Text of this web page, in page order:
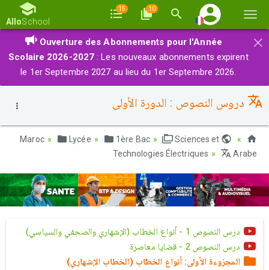
la
AlloSchool
15 10
×
Ouverture des Abonnements pour l'Année
Scolaire 2026-2027 : Les nouveaux abonnements expirent
le 1er Septembre 2027 au lieu du 1er Septembre 2026.
دروس النصوص : الدورة الأولى
Lycée 1ère Bac
Sciences et
Technologies Électriques
Arabe
درس النصوص 1 - أنواع الخطاب (الإشهاري والصحفي والسياسي)
درس النصوص 2 - قضايا معاصرة
المجزوءة الأولى: أنواع الخطاب (الخطاب الإشهاري)